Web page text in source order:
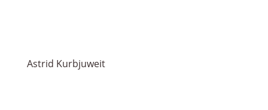
Astrid Kurbjuweit